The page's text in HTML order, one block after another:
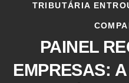
TRIBUTÁRIA
PAINEL
EMPRESAS: